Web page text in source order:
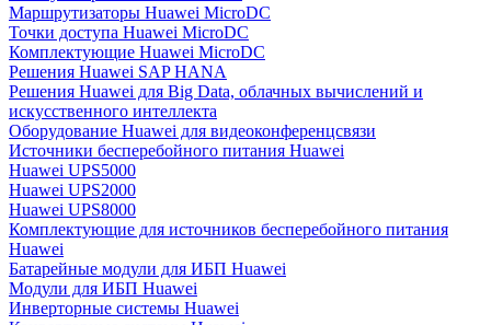
Маршрутизаторы Huawei MicroDC
Точки доступа Huawei MicroDC
Комплектующие Huawei MicroDC
Решения Huawei SAP HANA
Решения Huawei для Big Data, облачных вычислений и
искусственного интеллекта
Оборудование Huawei для видеоконференцсвязи
Источники бесперебойного питания Huawei
Huawei UPS5000
Huawei UPS2000
Huawei UPS8000
Комплектующие для источников бесперебойного питания
Huawei
Батарейные модули для ИБП Huawei
Модули для ИБП Huawei
Инверторные системы Huawei